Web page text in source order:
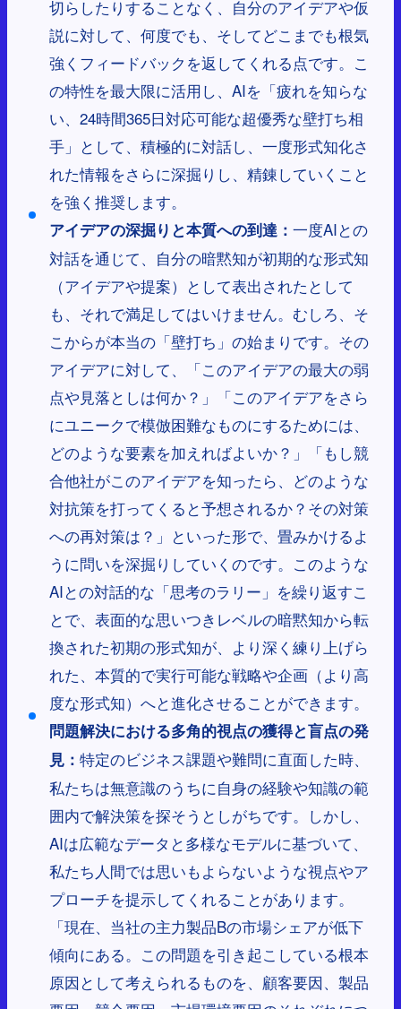
切らしたりすることなく、自分のアイデアや仮
説に対して、何度でも、そしてどこまでも根気
強くフィードバックを返してくれる点です。こ
の特性を最大限に活用し、AIを「疲れを知らな
い、24時間365日対応可能な超優秀な壁打ち相
手」として、積極的に対話し、一度形式知化さ
れた情報をさらに深掘りし、精錬していくこと
を強く推奨します。
アイデアの深掘りと本質への到達： 一度AIとの
対話を通じて、自分の暗黙知が初期的な形式知
（アイデアや提案）として表出されたとして
も、それで満足してはいけません。むしろ、そ
こからが本当の「壁打ち」の始まりです。その
アイデアに対して、「このアイデアの最大の弱
点や見落としは何か？」「このアイデアをさら
にユニークで模倣困難なものにするためには、
どのような要素を加えればよいか？」「もし競
合他社がこのアイデアを知ったら、どのような
対抗策を打ってくると予想されるか？その対策
への再対策は？」といった形で、畳みかけるよ
うに問いを深掘りしていくのです。このような
AIとの対話的な「思考のラリー」を繰り返すこ
とで、表面的な思いつきレベルの暗黙知から転
換された初期の形式知が、より深く練り上げら
れた、本質的で実行可能な戦略や企画（より高
度な形式知）へと進化させることができます。
問題解決における多角的視点の獲得と盲点の発
見： 特定のビジネス課題や難問に直面した時、
私たちは無意識のうちに自身の経験や知識の範
囲内で解決策を探そうとしがちです。しかし、
AIは広範なデータと多様なモデルに基づいて、
私たち人間では思いもよらないような視点やア
プローチを提示してくれることがあります。
「現在、当社の主力製品Bの市場シェアが低下
傾向にある。この問題を引き起こしている根本
原因として考えられるものを、顧客要因、製品